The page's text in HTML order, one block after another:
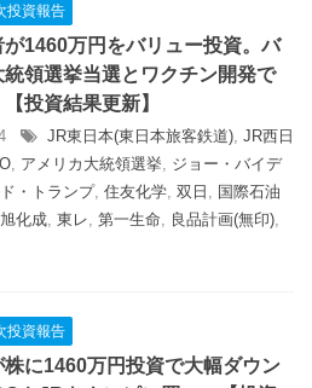
投資報告
が1460万円をバリュー投資。バ
統領選挙当選とワクチン開発で
投資結果更新】
JR東日本(東日本旅客鉄道), JR西日
, アメリカ大統領選挙, ジョー・バイデ
・トランプ, 住友化学, 双日 , 国際石油
旭化成, 東レ, 第一生命, 良品計画(無印),
投資報告
株に1460万円投資で大幅ダウン